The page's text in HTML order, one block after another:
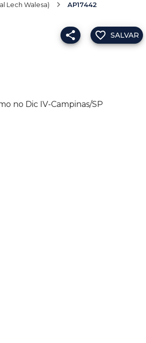
Lech Walesa) AP17442
no Dic IV-Campinas/SP
SALVAR